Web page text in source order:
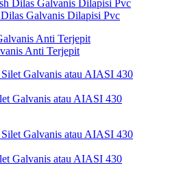
Galvanis Dilapisi Pvc
Anti Terjepit
Galvanis atau AIASI 430
Galvanis atau AIASI 430